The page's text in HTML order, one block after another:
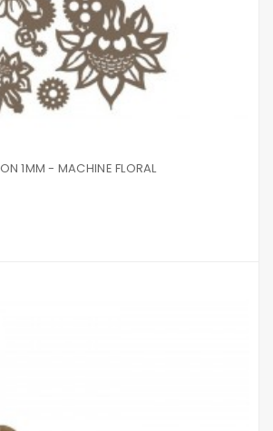
1MM - MACHINE FLORAL